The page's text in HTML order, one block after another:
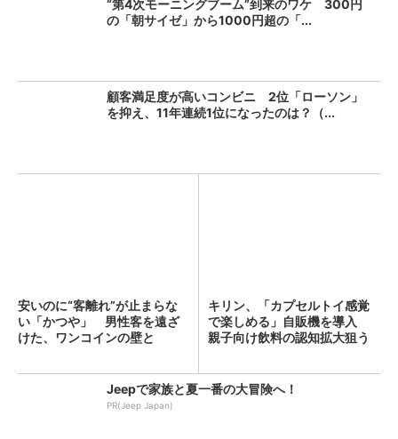
“第4次モーニングブーム”到来のワケ 300円
の「朝サイゼ」から1000円超の「...
顧客満足度が高いコンビニ 2位「ローソン」
を抑え、11年連続1位になったのは？（...
安いのに“客離れ”が止まらな
い「かつや」 男性客を遠ざ
けた、ワンコインの壁と
キリン、「カプセルトイ感覚
で楽しめる」自販機を導入
親子向け飲料の認知拡大狙う
Jeepで家族と夏一番の大冒険へ！
PR(Jeep Japan)